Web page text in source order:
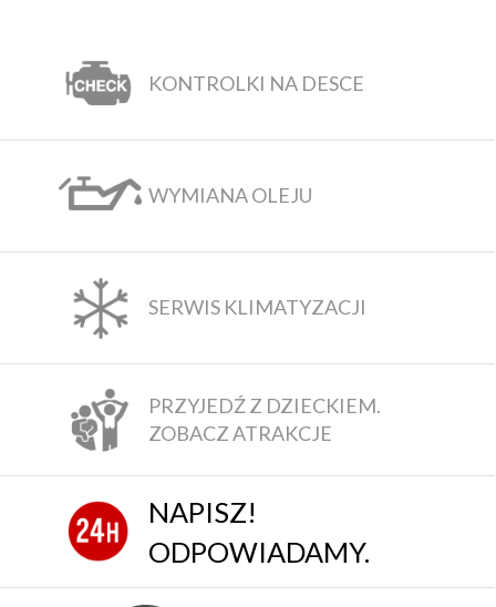
KONTROLKI NA DESCE
WYMIANA OLEJU
SERWIS KLIMATYZACJI
PRZYJEDŹ Z DZIECKIEM.
ZOBACZ ATRAKCJE
NAPISZ!
ODPOWIADAMY.